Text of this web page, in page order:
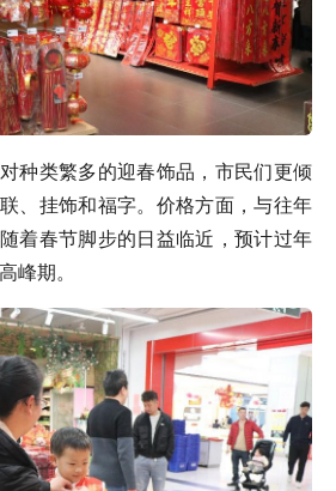
种类繁多的迎春饰品，市民们更倾
、挂饰和福字。价格方面，与往年
着春节脚步的日益临近，预计过年
峰期。